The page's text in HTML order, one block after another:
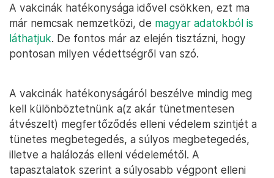
A vakcinák hatékonysága idővel csökken, ezt ma
már nemcsak nemzetközi, de magyar adatokból is
láthatjuk. De fontos már az elején tisztázni, hogy
pontosan milyen védettségről van szó.
A vakcinák hatékonyságáról beszélve mindig meg
kell különböztetnünk a(z akár tünetmentesen
átvészelt) megfertőződés elleni védelem szintjét a
tünetes megbetegedés, a súlyos megbetegedés,
illetve a halálozás elleni védelemétől. A
tapasztalatok szerint a súlyosabb végpont elleni